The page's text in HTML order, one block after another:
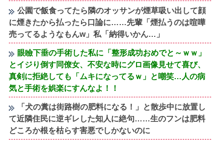
公園で飯食ってたら隣のオッサンが煙草吸い出して顔
に煙きたから払ったら口論に……先輩「煙払うのは喧嘩
売ってるようなもんw」私「納得いかん…」
眼瞼下垂の手術した私に「整形成功おめでと～ｗｗ」
とイジり倒す同僚女、不安な時にグロ画像見せて喜び、
真剣に拒絶しても「ムキになってるｗ」と嘲笑…人の病
気と手術を娯楽にすんなよ！！
「犬の糞は街路樹の肥料になる！」と散歩中に放置し
て近隣住民に逆ギレした知人に絶句……生のフンは肥料
どころか根を枯らす害悪でしかないのに